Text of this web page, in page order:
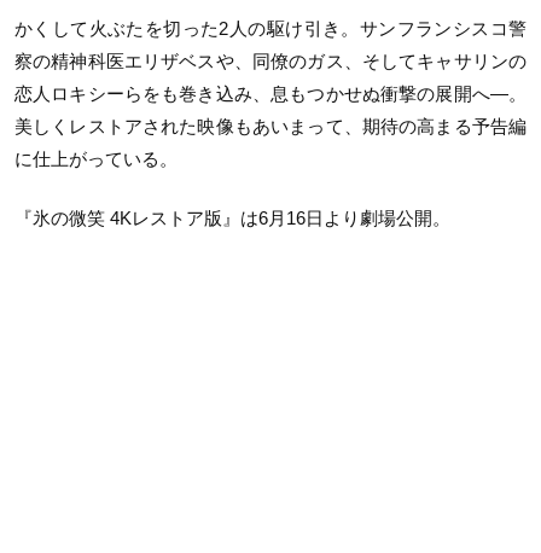
かくして火ぶたを切った2人の駆け引き。サンフランシスコ警
察の精神科医エリザベスや、同僚のガス、そしてキャサリンの
恋人ロキシーらをも巻き込み、息もつかせぬ衝撃の展開へ―。
美しくレストアされた映像もあいまって、期待の高まる予告編
に仕上がっている。
『氷の微笑 4Kレストア版』は6月16日より劇場公開。